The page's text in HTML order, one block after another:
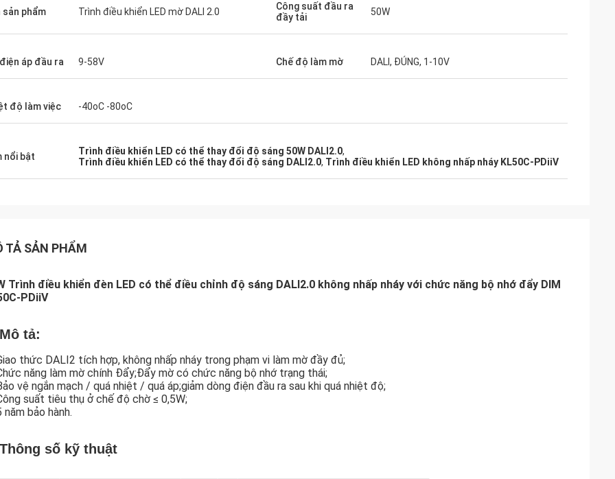
sản phẩm Trình điều khiển LED mờ DALI 2.0
Công suất đầu ra
đầy tải
50W
áp đầu ra 9-58V Chế độ làm mờ DALI, ĐÚNG, 1-10V
độ làm việc -40oC -80oC
nổi bật Trình điều khiển LED có thể thay đổi độ sáng 50W DALI2.0,
Trình điều khiển LED có thể thay đổi độ sáng DALI2.0, Trình điều khiển LED không nhấp nháy KL50C-PDiiV
TẢ SẢN PHẨM
Trình điều khiển đèn LED có thể điều chỉnh độ sáng DALI2.0 không nhấp nháy với chức năng bộ nhớ đẩy DIM
PDiiV
tả:
thức DALI2 tích hợp, không nhấp nháy trong phạm vi làm mờ đầy đủ;
năng làm mờ chính Đẩy;Đẩy mờ có chức năng bộ nhớ trạng thái;
vệ ngắn mạch / quá nhiệt / quá áp;giảm dòng điện đầu ra sau khi quá nhiệt độ;
suất tiêu thụ ở chế độ chờ ≤ 0,5W;
năm bảo hành.
số kỹ thuật